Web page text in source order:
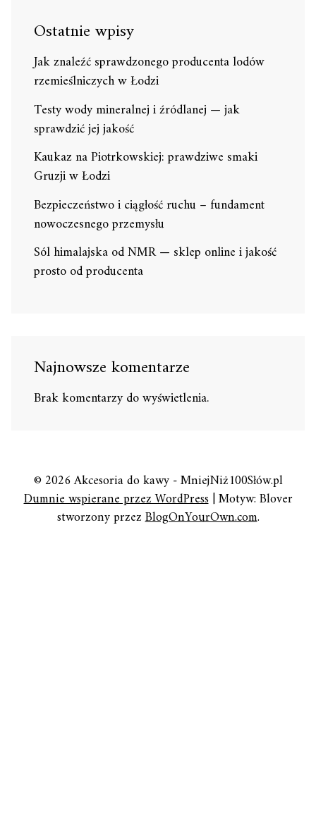
Ostatnie wpisy
Jak znaleźć sprawdzonego producenta lodów
rzemieślniczych w Łodzi
Testy wody mineralnej i źródlanej — jak
sprawdzić jej jakość
Kaukaz na Piotrkowskiej: prawdziwe smaki
Gruzji w Łodzi
Bezpieczeństwo i ciągłość ruchu – fundament
nowoczesnego przemysłu
Sól himalajska od NMR — sklep online i jakość
prosto od producenta
Najnowsze komentarze
Brak komentarzy do wyświetlenia.
© 2026 Akcesoria do kawy - MniejNiż100Słów.pl
Dumnie wspierane przez WordPress|Motyw: Blover
stworzony przezBlogOnYourOwn.com.